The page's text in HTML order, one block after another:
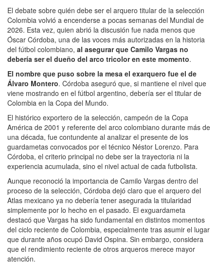
El debate sobre quién debe ser el arquero titular de la selección
Colombia volvió a encenderse a pocas semanas del Mundial de
2026. Esta vez, quien abrió la discusión fue nada menos que
Óscar Córdoba, una de las voces más autorizadas en la historia
del fútbol colombiano, al asegurar que Camilo Vargas no
debería ser el dueño del arco tricolor en este momento.
El nombre que puso sobre la mesa el exarquero fue el de
Álvaro Montero. Córdoba aseguró que, si mantiene el nivel que
viene mostrando en el fútbol argentino, debería ser el titular de
Colombia en la Copa del Mundo.
El histórico exportero de la selección, campeón de la Copa
América de 2001 y referente del arco colombiano durante más de
una década, fue contundente al analizar el presente de los
guardametas convocados por el técnico Néstor Lorenzo. Para
Córdoba, el criterio principal no debe ser la trayectoria ni la
experiencia acumulada, sino el nivel actual de cada futbolista.
Aunque reconoció la importancia de Camilo Vargas dentro del
proceso de la selección, Córdoba dejó claro que el arquero del
Atlas mexicano ya no debería tener asegurada la titularidad
simplemente por lo hecho en el pasado. El exguardameta
destacó que Vargas ha sido fundamental en distintos momentos
del ciclo reciente de Colombia, especialmente tras asumir el lugar
que durante años ocupó David Ospina. Sin embargo, considera
que el rendimiento reciente de otros arqueros merece mayor
atención.